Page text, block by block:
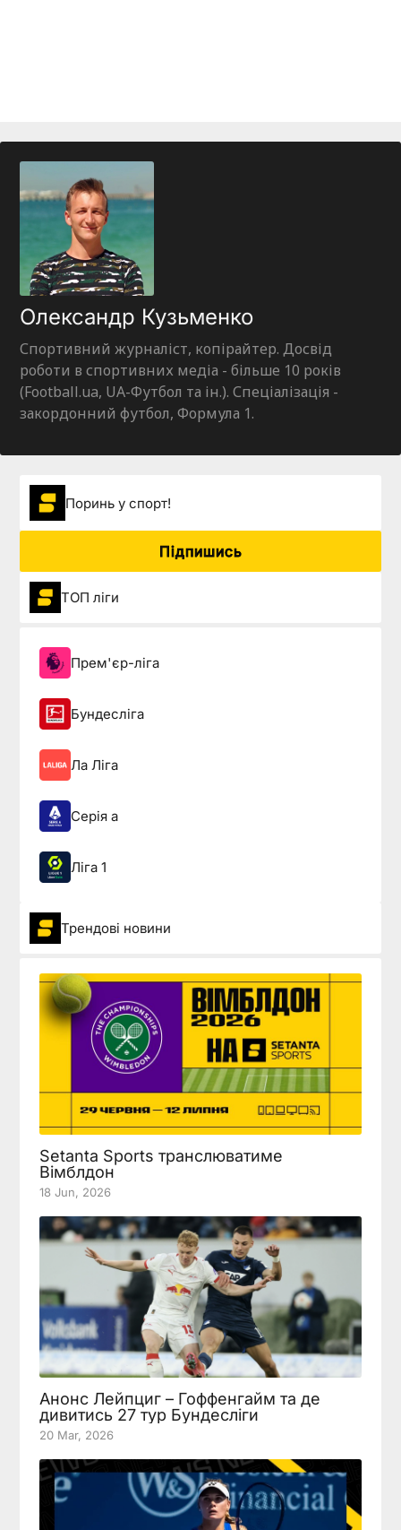
Олександр Кузьменко
Спортивний журналіст, копірайтер. Досвід
роботи в спортивних медіа - більше 10 років
(Football.ua, UA-Футбол та ін.). Спеціалізація -
закордонний футбол, Формула 1.
Поринь у спорт!
Підпишись
ТОП ліги
Прем'єр-ліга
Бундесліга
Ла Ліга
Серія а
Ліга 1
Трендові новини
Setanta Sports транслюватиме
Вімблдон
18 Jun, 2026
Анонс Лейпциг – Гоффенгайм та де
дивитись 27 тур Бундесліги
20 Mar, 2026